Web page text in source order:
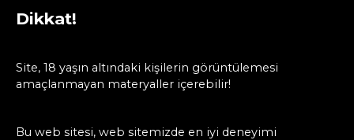
Dikkat!
Site, 18 yaşın altındaki kişilerin görüntülemesi
amaçlanmayan materyaller içerebilir!
Bu web sitesi, web sitemizde en iyi deneyimi